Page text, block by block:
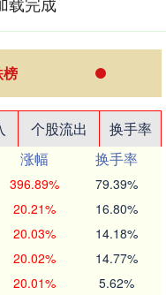
榜
个股流出
换手率
涨幅
换手率
396.89% 79.39%
20.21% 16.80%
20.03% 14.18%
20.02% 14.77%
20.01% 5.62%